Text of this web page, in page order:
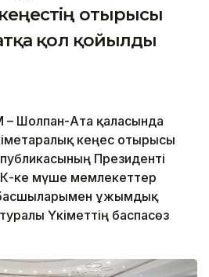
отырысы
қол қойылды
– Шолпан-Ата қаласында
кеңес отырысы
Президенті
ке мүше мемлекеттер
ұжымдық
Үкіметтің баспасөз